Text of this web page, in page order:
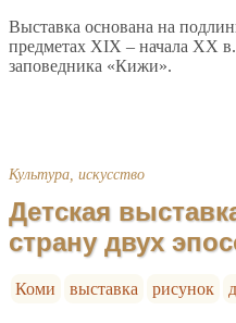
Выставка основана на
предметах XIX – начала XX
заповедника «Кижи».
Культура, искусство
Детская
страну двух
Коми выставка рисунок